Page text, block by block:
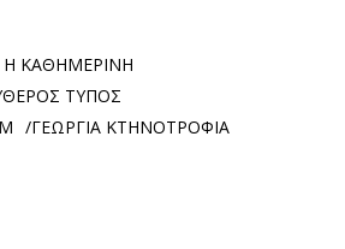
Η ΚΑΘΗΜΕΡΙΝΗ
ΤΥΠΟΣ
ΓΕΩΡΓΙΑ ΚΤΗΝΟΤΡΟΦΙΑ